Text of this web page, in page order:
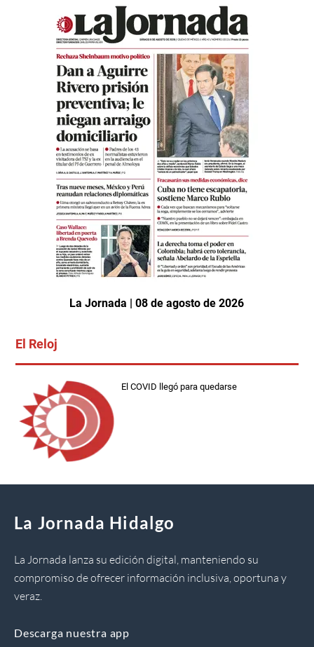
La Jornada | 08 de agosto de 2026
El Reloj
El COVID llegó para quedarse
La Jornada Hidalgo
La Jornada lanza su edición digital, manteniendo su
compromiso de ofrecer información inclusiva, oportuna y
veraz.
Descarga nuestra app